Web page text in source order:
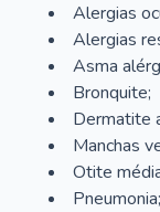
Alergias
Alergias
Asma
Bronquite;
Dermatite
Manchas
Otite
Pneumonia;